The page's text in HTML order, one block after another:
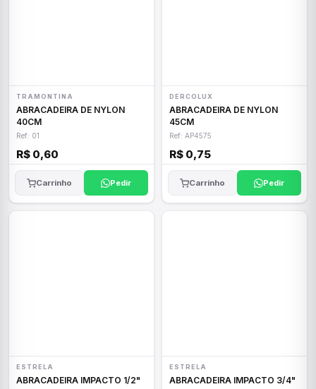
TRAMONTINA
ABRACADEIRA DE NYLON
40CM
Ref: 01
R$ 0,60
Carrinho Pedir
DERCOLUX
ABRACADEIRA DE NYLON
45CM
Ref: AP4575
R$ 0,75
Carrinho Pedir
ESTRELA
ABRACADEIRA IMPACTO 1/2"
ESTRELA
ABRACADEIRA IMPACTO 3/4"